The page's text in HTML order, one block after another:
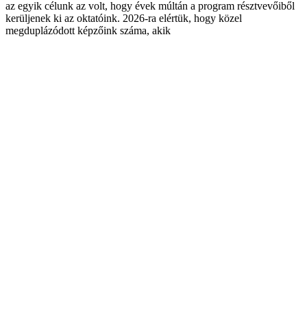
az egyik célunk az volt, hogy évek múltán a program résztvevőiből
kerüljenek ki az oktatóink. 2026-ra elértük, hogy közel
megduplázódott képzőink száma, akik